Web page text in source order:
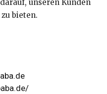
unseren Kunden
bieten.